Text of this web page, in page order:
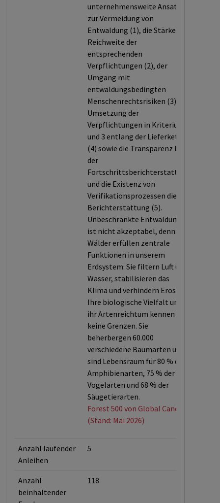
unternehmensweite Ansatz
zur Vermeidung von
Entwaldung (1), die Stärke und
Reichweite der
entsprechenden
Verpflichtungen (2), der
Umgang mit
entwaldungsbedingten
Menschenrechtsrisiken (3), die
Umsetzung der
Verpflichtungen in Kriterium 2
und 3 entlang der Lieferkette
(4) sowie die Transparenz bei
der
Fortschrittsberichterstattung
und die Existenz von
Verifikationsprozessen dieser
Berichterstattung (5).
Unbeschränkte Entwaldung
ist nicht akzeptabel, denn
Wälder erfüllen zentrale
Funktionen in unserem
Erdsystem: Sie filtern Luft und
Wasser, stabilisieren das
Klima und verhindern Erosion.
Ihre biologische Vielfalt und
ihr Artenreichtum kennen
keine Grenzen. Sie
beherbergen 60.000
verschiedene Baumarten und
sind Lebensraum für 80 % der
Amphibienarten, 75 % der
Vogelarten und 68 % der
Säugetierarten.
Forest 500 von Global Canopy
(Stand: Mai 2026)
Anzahl laufender
Anleihen
5
Anzahl
beinhaltender
118